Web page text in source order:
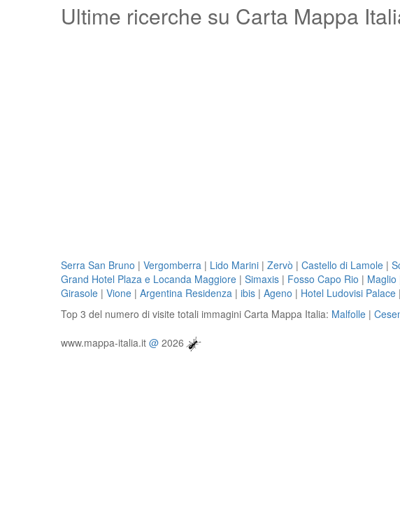
Ultime ricerche su Carta Mappa
Serra San Bruno | Vergomberra | Lido Marini | Zervò | Castello di Lamole |
Grand Hotel Plaza e Locanda Maggiore | Simaxis | Fosso Capo Rio | Maglio
Girasole | Vione | Argentina Residenza | ibis | Ageno | Hotel Ludovisi Palace |
Top 3 del numero di visite totali immagini Carta Mappa Italia: Malfolle |
www.mappa-italia.it @ 2026